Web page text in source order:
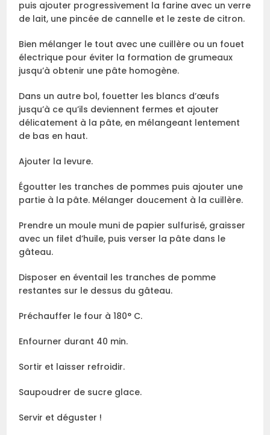
puis ajouter progressivement la farine avec un verre
de lait, une pincée de cannelle et le zeste de citron.
Bien mélanger le tout avec une cuillère ou un fouet
électrique pour éviter la formation de grumeaux
jusqu’à obtenir une pâte homogène.
Dans un autre bol, fouetter les blancs d’œufs
jusqu’à ce qu’ils deviennent fermes et ajouter
délicatement à la pâte, en mélangeant lentement
de bas en haut.
Ajouter la levure.
Égoutter les tranches de pommes puis ajouter une
partie à la pâte. Mélanger doucement à la cuillère.
Prendre un moule muni de papier sulfurisé, graisser
avec un filet d’huile, puis verser la pâte dans le
gâteau.
Disposer en éventail les tranches de pomme
restantes sur le dessus du gâteau.
Préchauffer le four à 180° C.
Enfourner durant 40 min.
Sortir et laisser refroidir.
Saupoudrer de sucre glace.
Servir et déguster !